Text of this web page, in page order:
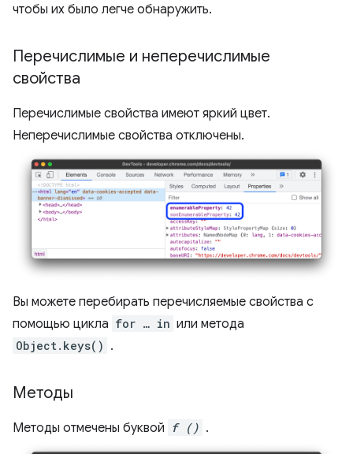
чтобы их было легче обнаружить.
Перечислимые и неперечислимые
свойства
Перечислимые свойства имеют яркий цвет.
Неперечислимые свойства отключены.
Вы можете перебирать перечисляемые свойства с
помощью цикла for … in или метода
Object.keys() .
Методы
Методы отмечены буквой f () .